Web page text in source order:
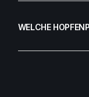
WELCHE